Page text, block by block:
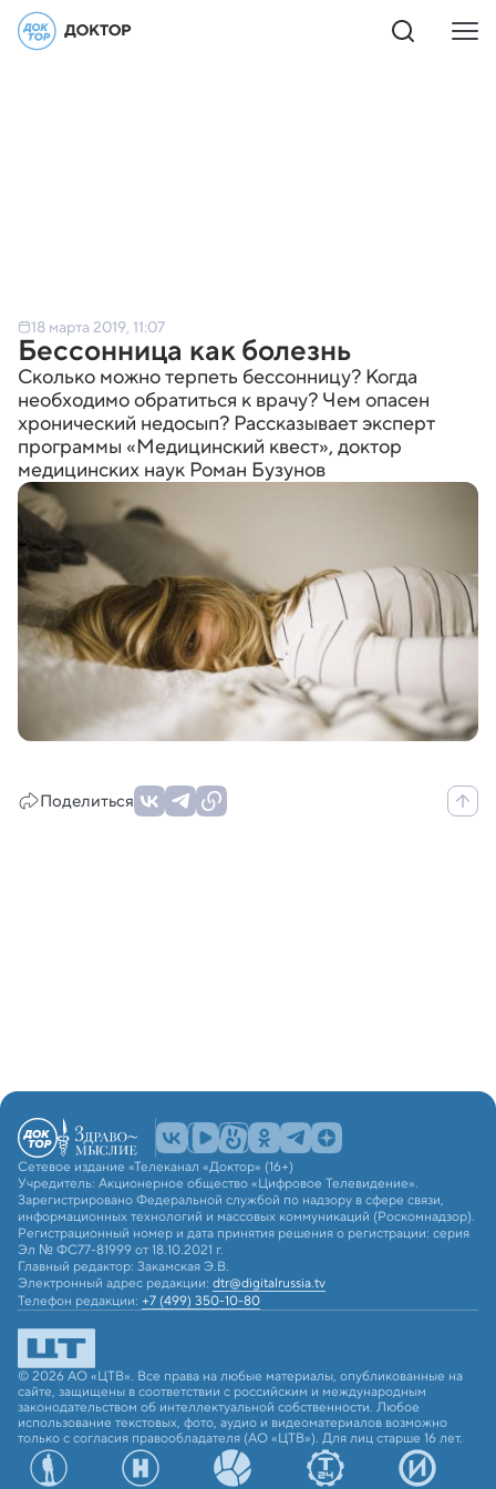
18 марта 2019, 11:07
Бессонница как болезнь
Сколько можно терпеть бессонницу? Когда
необходимо обратиться к врачу? Чем опасен
хронический недосып? Рассказывает эксперт
программы «Медицинский квест», доктор
медицинских наук Роман Бузунов
Поделиться
Сетевое издание «Телеканал «Доктор» (16+)
Учредитель: Акционерное общество «Цифровое Телевидение».
Зарегистрировано Федеральной службой по надзору в сфере связи,
информационных технологий и массовых коммуникаций (Роскомнадзор).
Регистрационный номер и дата принятия решения о регистрации: серия
Эл № ФС77-81999 от 18.10.2021 г.
Главный редактор: Закамская Э.В.
Электронный адрес редакции: dtr@digitalrussia.tv
Телефон редакции: +7 (499) 350-10-80
© 2026 АО «ЦТВ». Все права на любые материалы, опубликованные на
сайте, защищены в соответствии с российским и международным
законодательством об интеллектуальной собственности. Любое
использование текстовых, фото, аудио и видеоматериалов возможно
только с согласия правообладателя (АО «ЦТВ»). Для лиц старше 16 лет.